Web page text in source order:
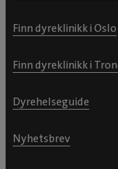
Finn dyreklinikk i Oslo
Finn dyreklinikk i
Dyrehelseguide
Nyhetsbrev